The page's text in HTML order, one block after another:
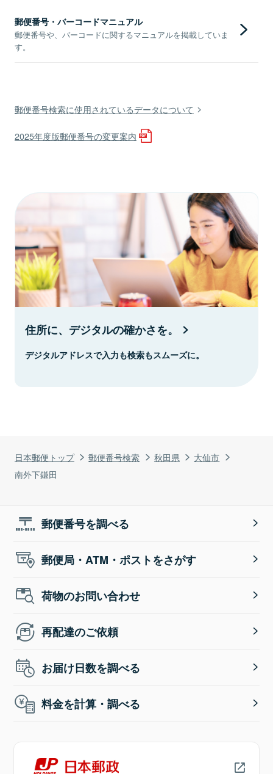
日本郵便トップ 郵便番号検索 秋田県
大仙市
南外下鎌田
郵便番号・バーコードマニュアル
郵便番号や、バーコードに関するマニュアルを掲載していま
す。
郵便番号検索に使用されているデータについて
2025年度版郵便番号の変更案内
住所に、デジタルの確かさを。
デジタルアドレスで入力も検索もスムーズに。
郵便番号を調べる
郵便局・ATM・ポストをさがす
荷物のお問い合わせ
再配達のご依頼
お届け日数を調べる
料金を計算・調べる